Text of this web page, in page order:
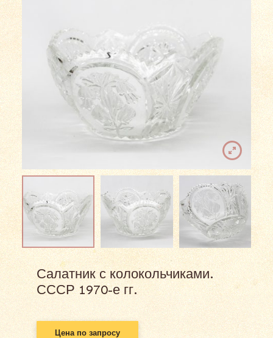
Салатник с колокольчиками.
СССР 1970-е гг.
Цена по запросу